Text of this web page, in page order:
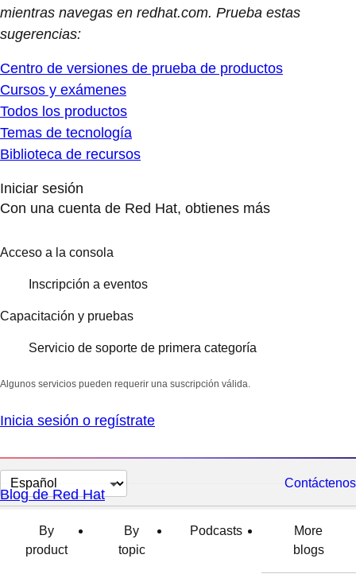
mientras navegas en redhat.com. Prueba estas
sugerencias:
Centro de versiones de prueba de productos
Cursos y exámenes
Todos los productos
Temas de tecnología
Biblioteca de recursos
Iniciar sesión
Con una cuenta de Red Hat, obtienes más
Acceso a la consola
Inscripción a eventos
Capacitación y pruebas
Servicio de soporte de primera categoría
Algunos servicios pueden requerir una suscripción válida.
Inicia sesión o regístrate
Cambiar
el
idioma
Contáctenos
Blog de Red Hat
By
product
By
topic
Podcasts
More
blogs